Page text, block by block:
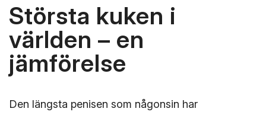
Största kuken i
världen – en
jämförelse
Den längsta penisen som någonsin har